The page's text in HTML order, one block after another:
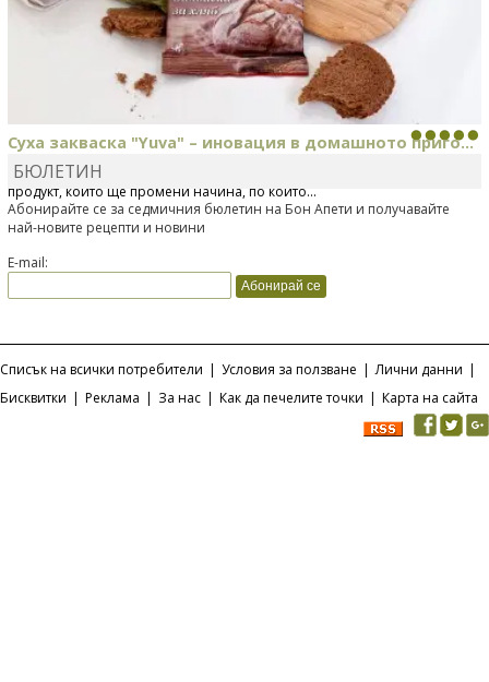
Суха закваска "Yuva" – иновация в домашното приго...
Отскоро Лесафр България стартира предлагането на изцяло нов
продукт, който ще промени начина, по който...
БЮЛЕТИН
Абонирайте се за седмичния бюлетин на Бон Апети и получавайте
най-новите рецепти и новини
E-mail:
Списък на всички потребители | Условия за ползване | Лични данни |
Бисквитки | Реклама | За нас | Как да печелите точки | Карта на сайта